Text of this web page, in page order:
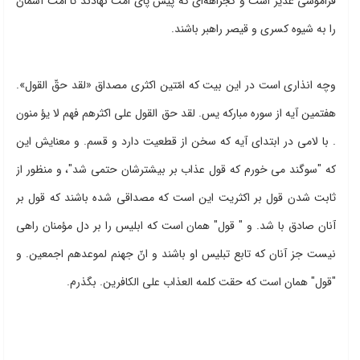
را به شیوه کسری و قیصر راهبر باشند.
وچه انذاری است در این بیت که امّتین اکثری مصداق «لقد حقّ القول».
هفتمین آیه از سوره مبارکه یس. لقد حق القول على اکثرهم فهم لا یؤ منون
. با لامی در ابتدای آیه که سخن از قطعیت دارد و قسم. و معنایش این
که "سوگند مى خورم که قول عذاب بر بیشترشان حتمى شد"، و منظور از
ثابت شدن قول بر اکثریت این است که مصداقى شده باشند که قول بر
آنان صادق با شد. و " قول" همان است که ابلیس را بر دل مؤمنان راهی
نیست جز آنان که تابع تبلیس او باشند و انّ جهنم لموعدهم اجمعین. و
"قول" همان است که حقت کلمه العذاب على الکافرین. بگذرم.